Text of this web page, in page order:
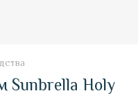
Sunbrella Holy